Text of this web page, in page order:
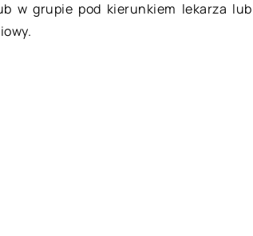
w grupie pod kierunkiem lekarza lub
Jakie umiejętności powinien